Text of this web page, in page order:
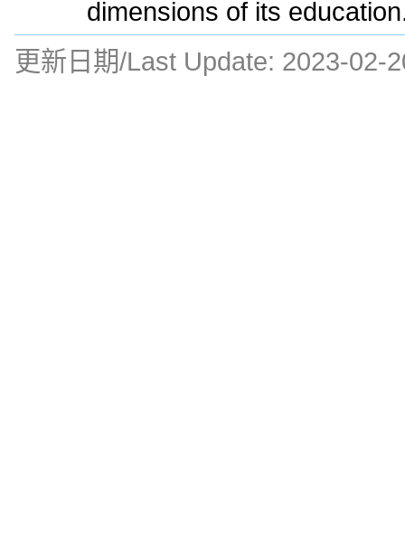
dimensions of its
更新日期/Last Update: 2023-02-